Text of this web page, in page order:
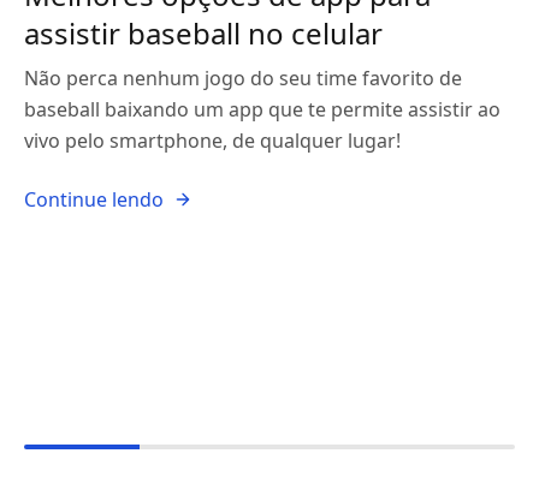
assistir baseball no celular
Não perca nenhum jogo do seu time favorito de
baseball baixando um app que te permite assistir ao
vivo pelo smartphone, de qualquer lugar!
Continue lendo